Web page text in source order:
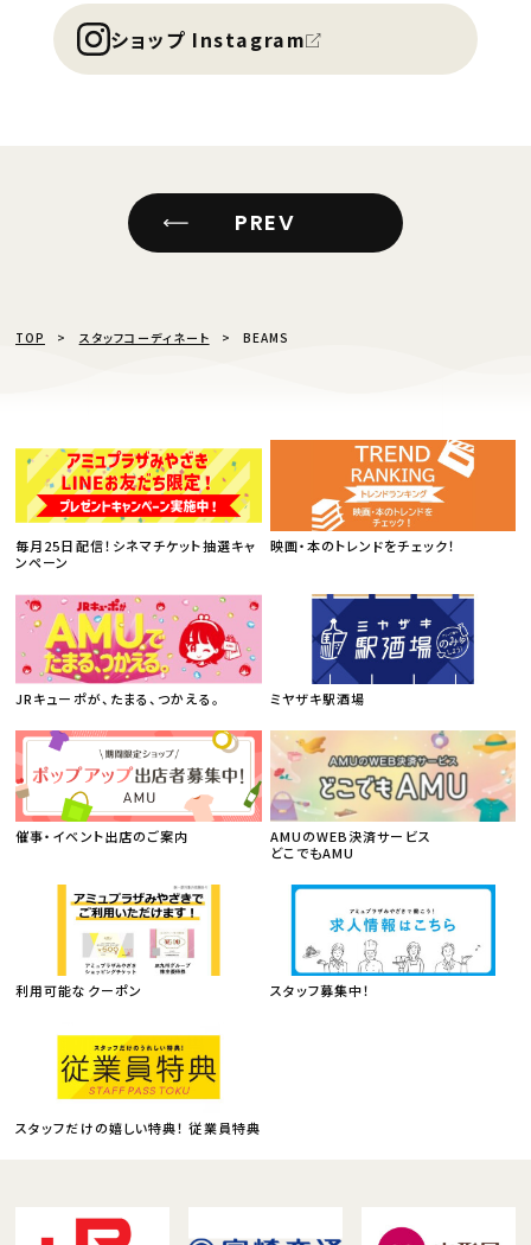
ショップ Instagram
PREV
TOP スタッフコーディネート BEAMS
毎月25日配信！シネマチケット抽選キャ
ンペーン
映画・本のトレンドをチェック！
JRキューポが、たまる、つかえる。 ミヤザキ駅酒場
催事・イベント出店のご案内
AMUのWEB決済サービス
どこでもAMU
利用可能なクーポン スタッフ募集中！
スタッフだけの嬉しい特典！ 従業員特典